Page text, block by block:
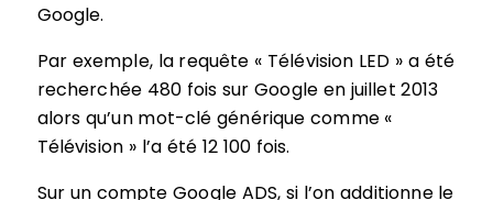
Google.
Par exemple, la requête « Télévision LED » a été
recherchée 480 fois sur Google en juillet 2013
alors qu’un mot-clé générique comme «
Télévision » l’a été 12 100 fois.
Sur un compte Google ADS, si l’on additionne le